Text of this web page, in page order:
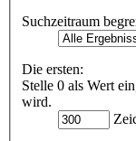
Suchzeitraum
Die ersten:
Stelle 0 als Wert
wird.